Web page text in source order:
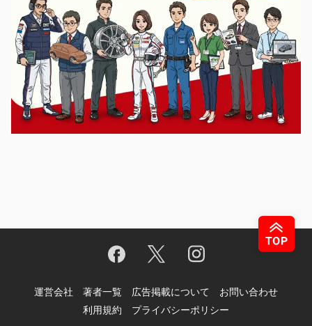
運営会社 著者一覧 広告掲載について
お問い合わせ
利用規約
プライバシーポリシー